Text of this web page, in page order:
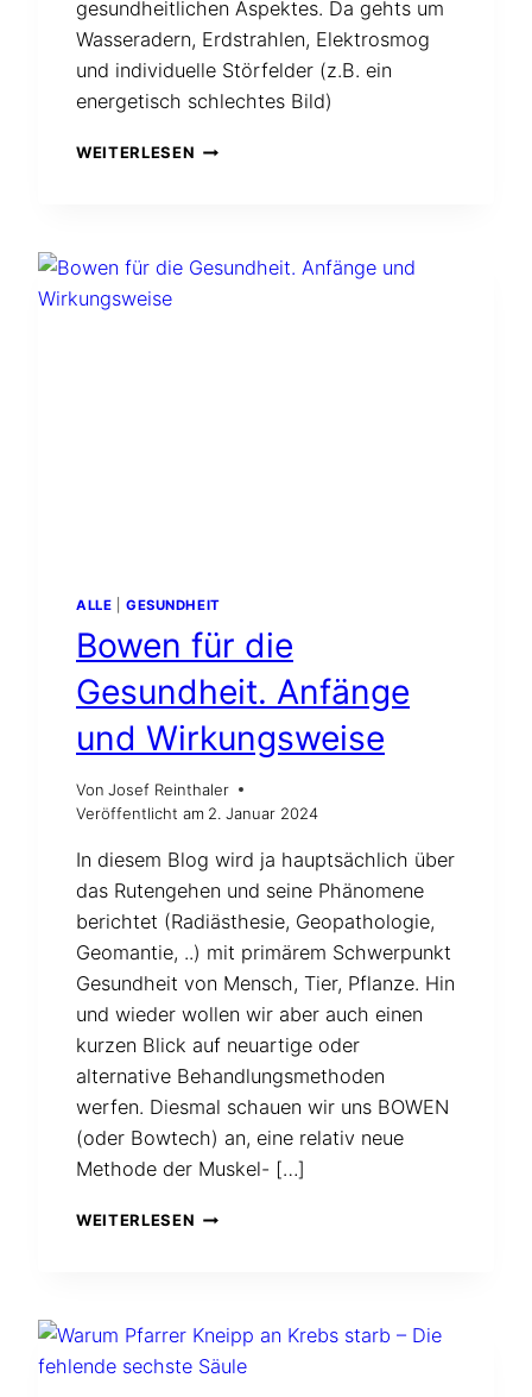
gesundheitlichen Aspektes. Da gehts um
Wasseradern, Erdstrahlen, Elektrosmog
und individuelle Störfelder (z.B. ein
energetisch schlechtes Bild)
WEITERLESEN VIDEO
LINDER,
ALLE GESUNDHEIT
Bowen für die
Gesundheit. Anfänge
und Wirkungsweise
Von Josef Reinthaler
Veröffentlicht am 2. Januar 2024
In diesem Blog wird ja hauptsächlich über
das Rutengehen und seine Phänomene
berichtet (Radiästhesie, Geopathologie,
Geomantie, ..) mit primärem Schwerpunkt
Gesundheit von Mensch, Tier, Pflanze. Hin
und wieder wollen wir aber auch einen
kurzen Blick auf neuartige oder
alternative Behandlungsmethoden
werfen. Diesmal schauen wir uns BOWEN
(oder Bowtech) an, eine relativ neue
Methode der Muskel- […]
WEITERLESEN BOWEN
UND
WIRKUNGSWEISE